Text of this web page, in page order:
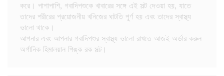
করে। পাশাপাশি, গবাদিপশুকে খাবারের সঙ্গে এই সল্ট দেওয়া হয়, যাতে
তাদের শরীরের প্রয়োজনীয় খনিজের ঘাটতি পূর্ণ হয় এবং তাদের স্বাস্থ্য
ভালো থাকে।
আপনার এবং আপনার গবাদিপশুর স্বাস্থ্য ভালো রাখতে আজই অর্ডার করুন
অর্গানিক হিমালয়ান পিঙ্ক রক সল্ট।